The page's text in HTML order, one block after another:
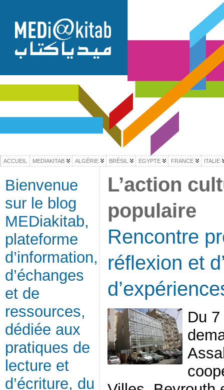
ACCUEIL MEDIAKITAB ALGÉRIE BRÉSIL EGYPTE FRANCE ITALIE
Bienvenue
sur le blog
MEDiakitab,
plateforme
d’information,
d’échanges
et de
ressources,
dédiée aux
pratiques de
lecture et
d’écriture, du
L’action
populaire
Rencontre
réflexion et
Du